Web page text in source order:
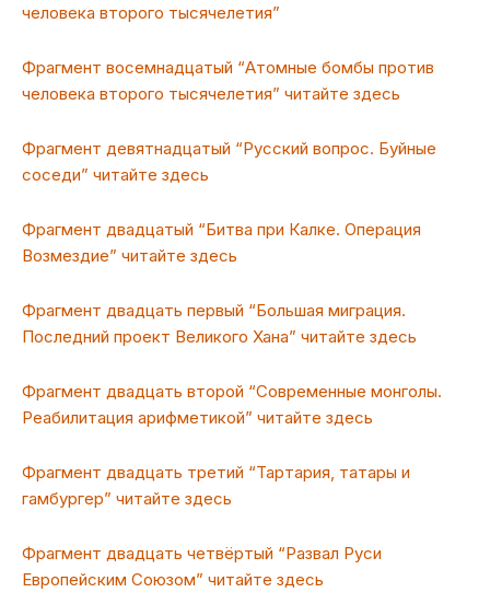
человека второго тысячелетия”
Фрагмент восемнадцатый “Атомные бомбы против
человека второго тысячелетия” читайте здесь
Фрагмент девятнадцатый “Русский вопрос. Буйные
соседи” читайте здесь
Фрагмент двадцатый “Битва при Калке. Операция
Возмездие” читайте здесь
Фрагмент двадцать первый “Большая миграция.
Последний проект Великого Хана” читайте здесь
Фрагмент двадцать второй “Современные монголы.
Реабилитация арифметикой” читайте здесь
Фрагмент двадцать третий “Тартария, татары и
гамбургер” читайте здесь
Фрагмент двадцать четвёртый “Развал Руси
Европейским Союзом” читайте здесь